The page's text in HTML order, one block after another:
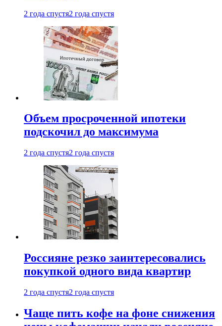
2 года спустя2 года спустя
Объем просроченной ипотеки
подскочил до максимума
2 года спустя2 года спустя
Россияне резко заинтересовались
покупкой одного вида квартир
2 года спустя2 года спустя
Чаще пить кофе на фоне снижения